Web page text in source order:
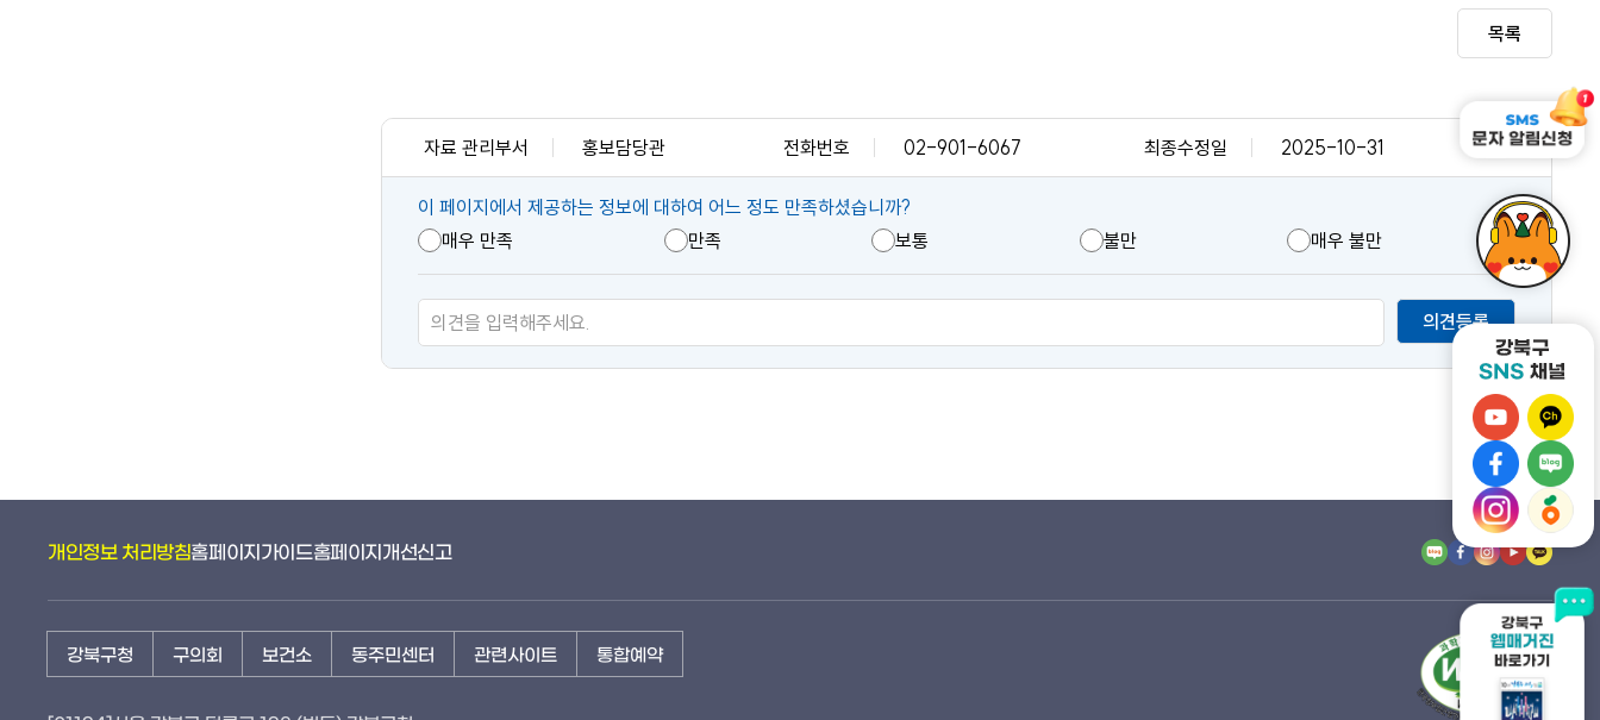
목록
자료 관리부서 홍보담당관 전화번호 02-901-6067 최종수정일 2025-10-31
콘
텐
츠
만
족
이 페이지에서 제공하는 정보에 대하여 어느 정도 만족하셨습니까?
매우 만족
만족 보통 불만 매우 불만
의견등록
개인정보 처리방침홈페이지가이드홈페이지개선신고
강북구청 구의회 보건소 동주민센터 관련사이트 통합예약
강
북
구
유
튜
브
바
로
가
기
강
북
구
카
카
오
톡
채
널
강
북
구
페
스
북
바
로
강
북
구
네
버
블
로
강
북
구
인
스
타
그
강
북
구
당
근
마